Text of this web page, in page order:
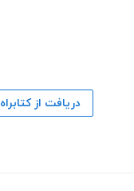
دریافت از کتابراه